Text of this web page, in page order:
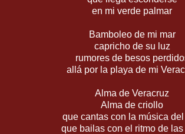
en mi verde palmar
Bamboleo de mi mar
capricho de su luz
rumores de besos
allá por la playa de mi
Alma de Veracruz
Alma de criollo
que cantas con la música del
que bailas con el ritmo de